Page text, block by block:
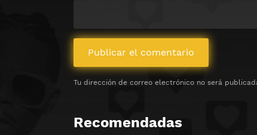
Tu dirección de correo electrónico no será
Recomendadas